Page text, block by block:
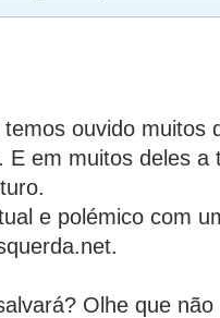
ouvido muitos
E em muitos deles a
e polémico com
Olhe que